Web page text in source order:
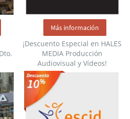
¡Descuento Especial en HALES
MEDIA Producción
Audiovisual y Vídeos!
Más información